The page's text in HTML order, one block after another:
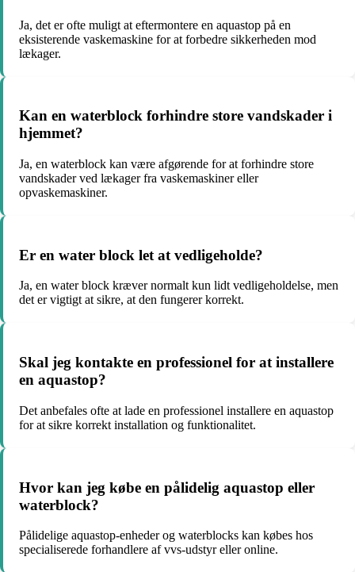
Ja, det er ofte muligt at eftermontere en aquastop på en
eksisterende vaskemaskine for at forbedre sikkerheden mod
lækager.
Kan en waterblock forhindre store vandskader i
hjemmet?
Ja, en waterblock kan være afgørende for at forhindre store
vandskader ved lækager fra vaskemaskiner eller
opvaskemaskiner.
Er en water block let at vedligeholde?
Ja, en water block kræver normalt kun lidt vedligeholdelse, men
det er vigtigt at sikre, at den fungerer korrekt.
Skal jeg kontakte en professionel for at installere
en aquastop?
Det anbefales ofte at lade en professionel installere en aquastop
for at sikre korrekt installation og funktionalitet.
Hvor kan jeg købe en pålidelig aquastop eller
waterblock?
Pålidelige aquastop-enheder og waterblocks kan købes hos
specialiserede forhandlere af vvs-udstyr eller online.